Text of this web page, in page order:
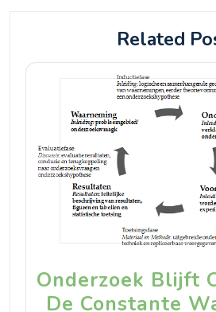
Related
Onderzoek Blijft
De Constante